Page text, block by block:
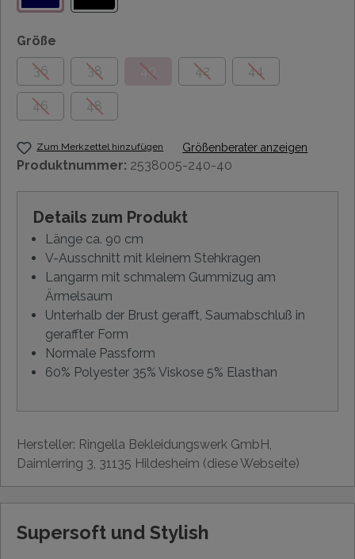
Größe
36
38 40 42 44
46 48
Zum Merkzettel hinzufügen Größenberater anzeigen
Produktnummer: 2538005-240-40
Details zum Produkt
Länge ca. 90 cm
V-Ausschnitt mit kleinem Stehkragen
Langarm mit schmalem Gummizug am
Ärmelsaum
Unterhalb der Brust gerafft, Saumabschluß in
geraffter Form
Normale Passform
60% Polyester 35% Viskose 5% Elasthan
Hersteller: Ringella Bekleidungswerk GmbH,
Daimlerring 3, 31135 Hildesheim (diese Webseite)
Supersoft und Stylish